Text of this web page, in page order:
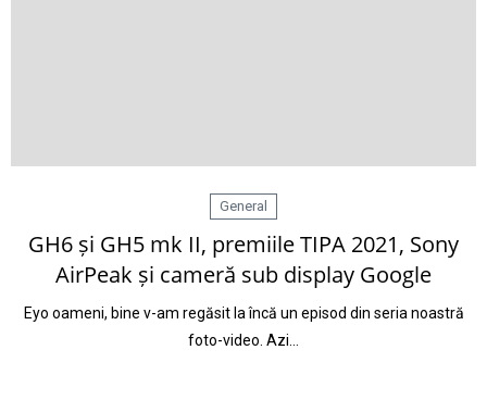
General
GH6 și GH5 mk II, premiile TIPA 2021, Sony
AirPeak și cameră sub display Google
Eyo oameni, bine v-am regăsit la încă un episod din seria noastră
foto-video. Azi…